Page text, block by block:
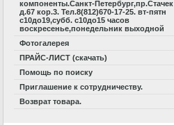
компоненты.Санкт-Петербург,пр.Стачек
д.67 кор.3. Тел.8(812)670-17-25. вт-пятн
с10до19,субб. с10до15 часов
воскресенье,понедельник выходной
Фотогалерея
ПРАЙС-ЛИСТ (скачать)
Помощь по поиску
Приглашение к сотрудничеству.
Возврат товара.